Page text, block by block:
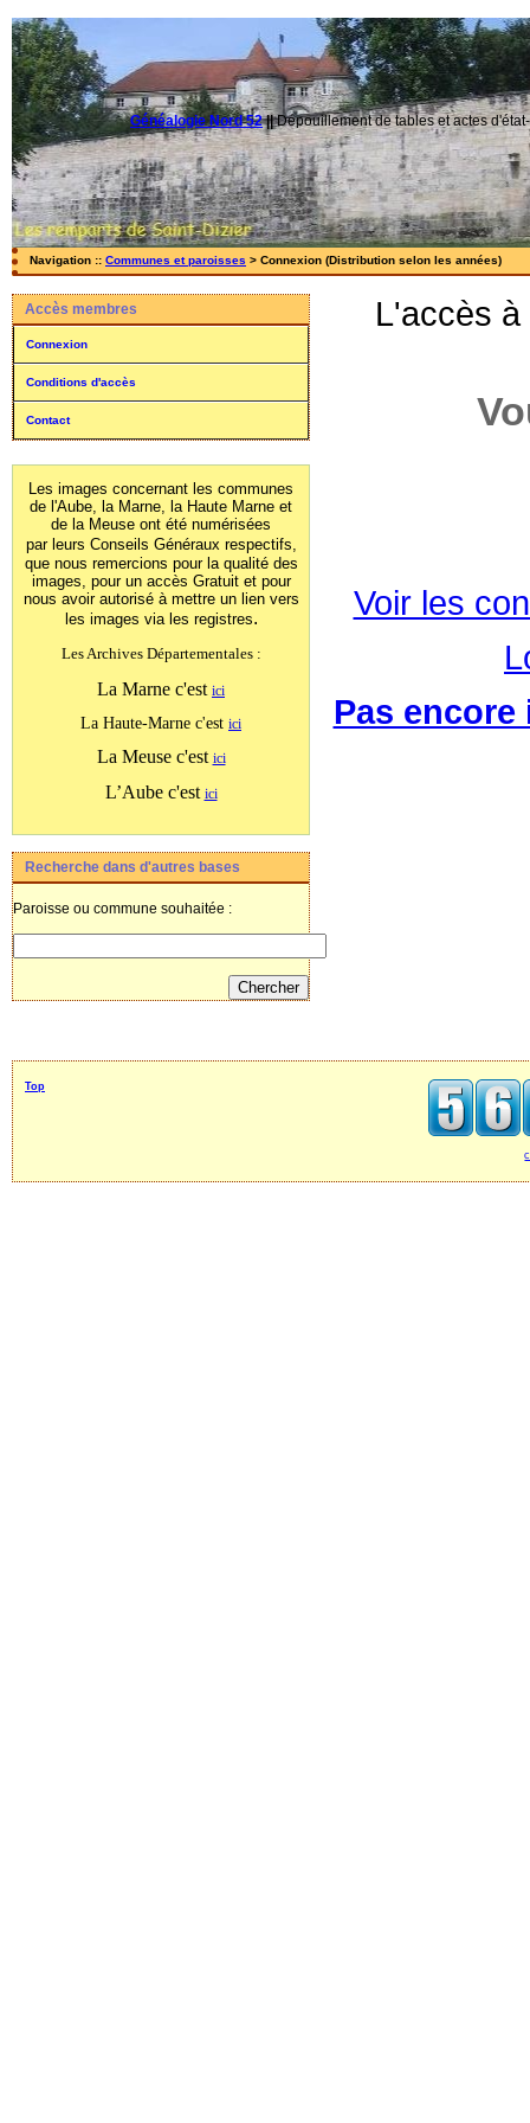
Généalogie Nord 52||Dépouillement de tables et actes
Navigation :: Communes et paroisses > Connexion (Distribution selon les années)
Accès membres
Connexion
Conditions d'accès
Contact
Les images concernant les communes
de l'Aube, la Marne, la Haute Marne et
de la Meuse ont été numérisées
par leurs Conseils Généraux respectifs,
que nous remercions pour la qualité des
images, pour un accès Gratuit et pour
nous avoir autorisé à mettre un lien vers
les images via les registres.
Les Archives Départementales :
La Marne c'est ici
La Haute-Marne c'est ici
La Meuse c'est ici
L’Aube c'est ici
Recherche dans d'autres bases
Paroisse ou commune souhaitée :
L'accès
Voir les
Pas
Top